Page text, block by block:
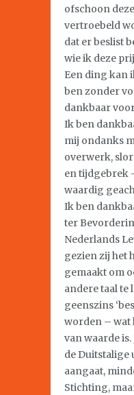
ofschoon
vertroebeld
dat er beslist
wie ik deze
Een ding kan
ben zonder
dankbaar
Ik ben
mij ondanks
overwerk,
en tijdgebrek
waardig
Ik ben
ter
Nederlands
gezien zij het
gemaakt om
andere taal te
geenszins
worden – wat
van waarde
de Duitstalige
aangaat,
Stichting,